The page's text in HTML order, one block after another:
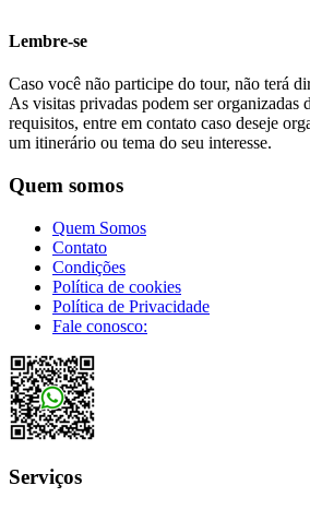
Lembre-se
Caso você não participe do tour, não terá
As visitas privadas podem ser organizadas
requisitos, entre em contato caso deseje
um itinerário ou tema do seu interesse.
Quem somos
Quem Somos
Contato
Condições
Política de cookies
Política de Privacidade
Fale conosco:
Serviços